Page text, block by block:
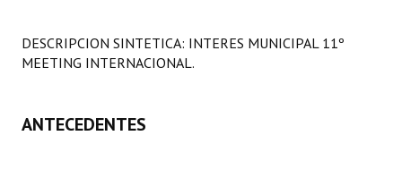
Programas
DESCRIPCION SINTETICA: INTERES MUNICIPAL 11º
MEETING INTERNACIONAL.
ANTECEDENTES